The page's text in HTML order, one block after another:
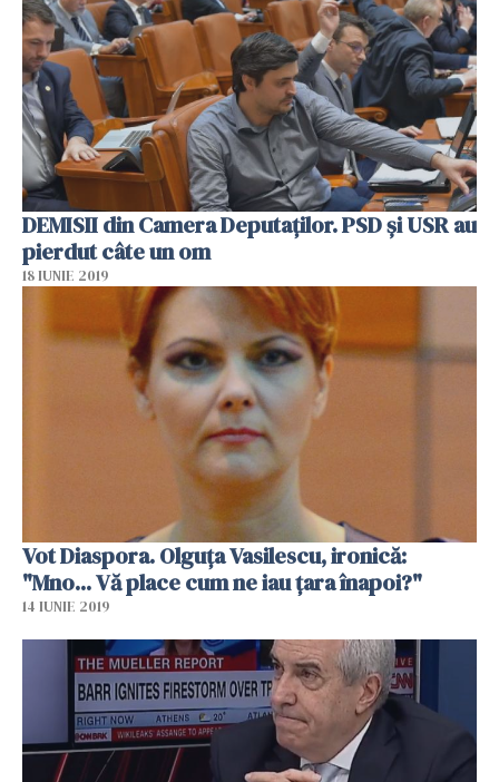
DEMISII din Camera Deputaţilor. PSD şi USR au
pierdut câte un om
18 IUNIE 2019
Vot Diaspora. Olguţa Vasilescu, ironică:
"Mno... Vă place cum ne iau ţara înapoi?"
14 IUNIE 2019